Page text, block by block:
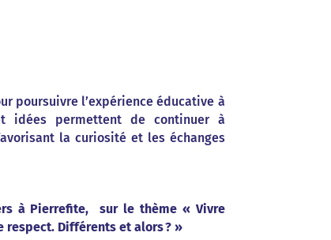
poursuivre l’expérience éducative à
idées permettent de continuer à
la curiosité et les échanges
à Pierrefite, sur le thème « Vivre
respect. Différents et alors ? »